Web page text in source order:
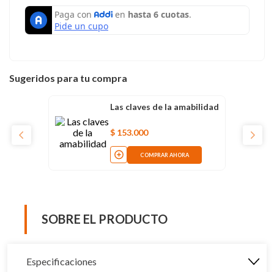
Sugeridos para tu compra
Las claves de la amabilidad
$ 153.000
COMPRAR AHORA
SOBRE EL PRODUCTO
Especificaciones